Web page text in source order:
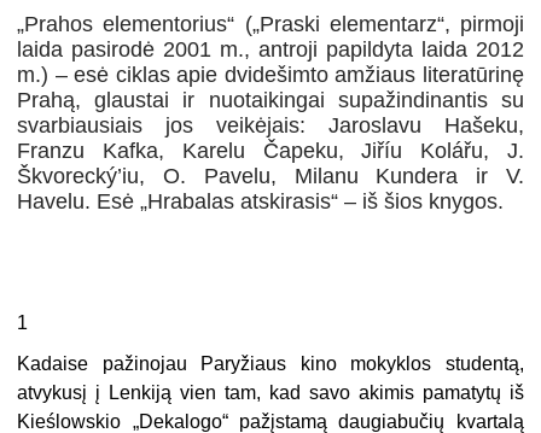
„Prahos elementorius“ („Praski elementarz“, pirmoji
laida pasirodė 2001 m., antroji papildyta laida 2012
m.) – esė ciklas apie dvidešimto amžiaus literatūrinę
Prahą, glaustai ir nuotaikingai supažindinantis su
svarbiausiais jos veikėjais: Jaroslavu Hašeku,
Franzu Kafka, Karelu Čapeku, Jiříu Kolářu, J.
Škvorecký’iu, O. Pavelu, Milanu Kundera ir V.
Havelu. Esė „Hrabalas atskirasis“ – iš šios knygos.
1
Kadaise pažinojau Paryžiaus kino mokyklos studentą,
atvykusį į Lenkiją vien tam, kad savo akimis pamatytų iš
Kieślowskio „Dekalogo“ pažįstamą daugiabučių kvartalą